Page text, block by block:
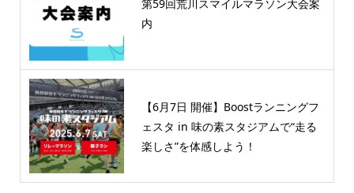
第59回荒川スマイルマラソン大会案
内
【6月7日 開催】Boostランニングフ
ェスタ in 味の素スタジアムで“走る
楽しさ”を体感しよう！